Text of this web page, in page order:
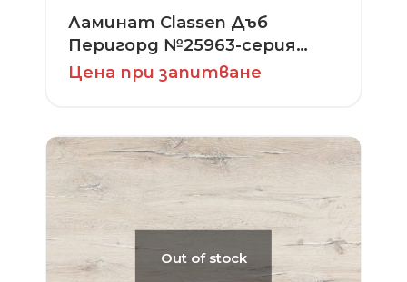
Ламинат Classen Дъб
Перигорд №25963-серия
Premium
Цена при запитване
Out of stock